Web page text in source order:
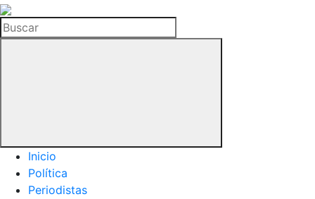
La
Hemeroteca
del
Buscar
Inicio
Política
Periodistas